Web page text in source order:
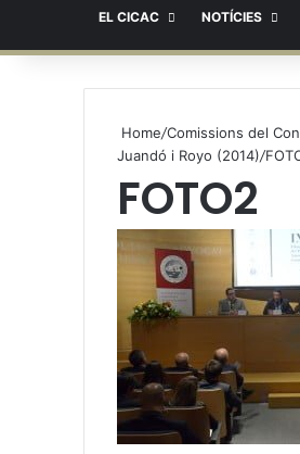
EL CICAC NOTÍCIES
Home/Comissions del
Juandó i Royo (2014)/
FOTO2